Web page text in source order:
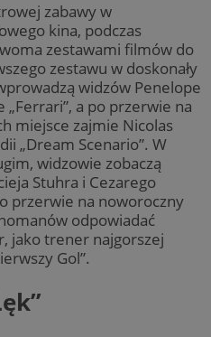
zabawy w
kina, podczas
zestawami filmów do
zestawu w doskonały
widzów Penelope
a po przerwie na
miejsce zajmie Nicolas
„Dream Scenario”. W
widzowie zobaczą
Stuhra i Cezarego
przerwie na noworoczny
odpowiadać
jako trener najgorszej
Gol”.